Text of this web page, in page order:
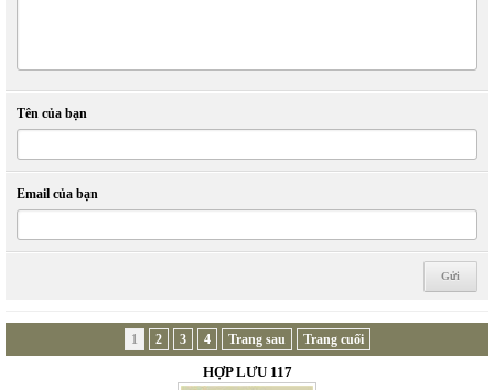
Tên của bạn
Email của bạn
1 2 3 4 Trang sau Trang cuối
HỢP LƯU 117